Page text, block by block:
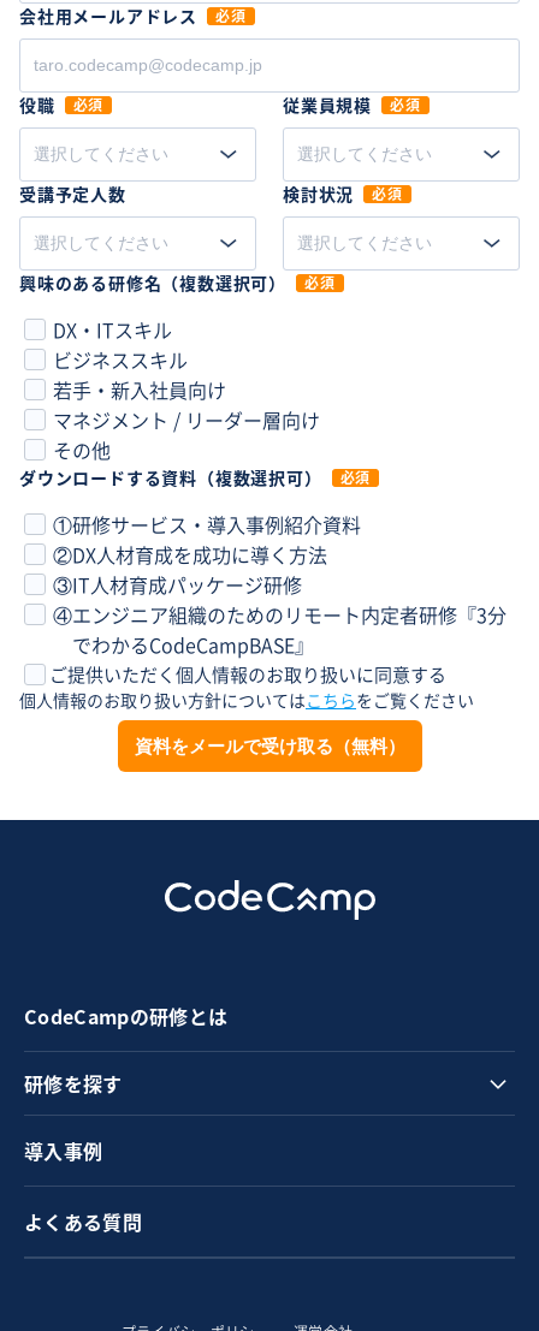
会社用メールアドレス 必須
役職 必須
選択してください
従業員規模 必須
選択してください
受講予定人数
選択してください
検討状況 必須
選択してください
興味のある研修名（複数選択可） 必須
DX・ITスキル
ビジネススキル
若手・新入社員向け
マネジメント / リーダー層向け
その他
ダウンロードする資料（複数選択可） 必須
①研修サービス・導入事例紹介資料
②DX人材育成を成功に導く方法
③IT人材育成パッケージ研修
④エンジニア組織のためのリモート内定者研修『3分
でわかるCodeCampBASE』
ご提供いただく個人情報のお取り扱いに同意する
個人情報のお取り扱い方針についてはこちらをご覧ください
資料をメールで受け取る（無料）
CodeCampの研修とは
研修を探す
導入事例
よくある質問